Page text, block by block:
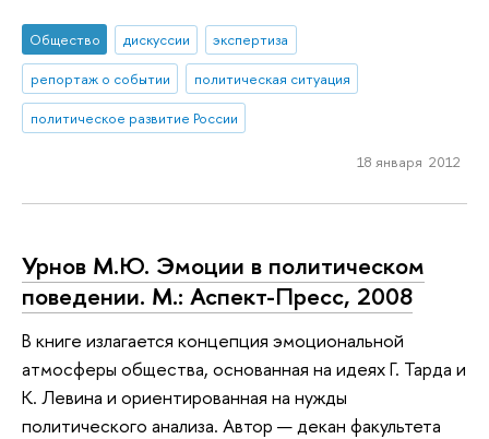
Общество дискуссии
экспертиза
репортаж о событии
политическая ситуация
политическое развитие России
18 января 2012
Урнов М.Ю. Эмоции в политическом
поведении. М.: Аспект-Пресс, 2008
В книге излагается концепция эмоциональной
атмосферы общества, основанная на идеях Г. Тарда и
К. Левина и ориентированная на нужды
политического анализа. Автор — декан факультета